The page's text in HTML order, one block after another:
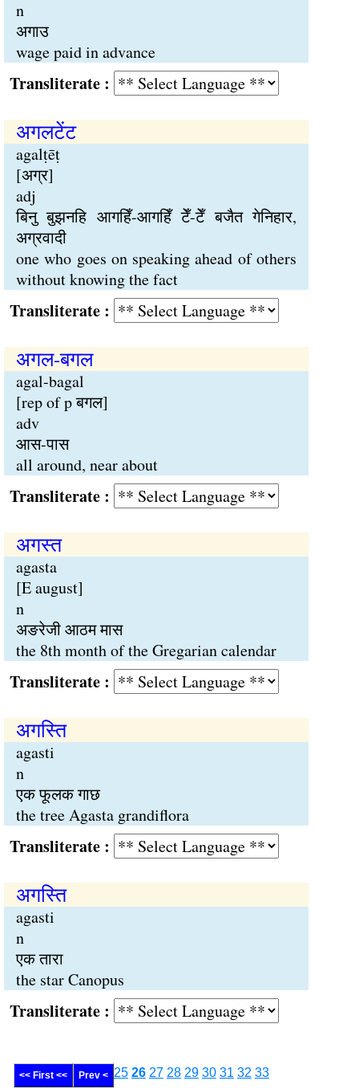
n
अगाउ
wage paid in advance
:
अगलटेंट
agalṭēṭ
[अग्र]
adj
बिनु बुझनहि आगहिँ-आगहिँ टेँ-टेँ बजैत गेनिहार,
अग्रवादी
one who goes on speaking ahead of others
without knowing the fact
:
अगल-बगल
agal-bagal
[rep of p बगल]
adv
आस-पास
all around, near about
:
अगस्त
agasta
[E august]
n
अङरेजी आठम मास
the 8th month of the Gregarian calendar
:
अगस्ति
agasti
n
एक फूलक गाछ
the tree Agasta grandiflora
:
अगस्ति
agasti
n
एक तारा
the star Canopus
:
<< First << Prev < 25 26 27 28 29 30 31 32 33